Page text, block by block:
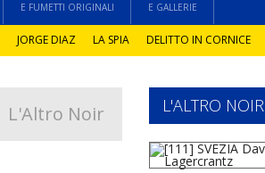
E FUMETTI ORIGINALI E GALLERIE
JORGE DIAZ LA SPIA DELITTO IN CORNICE
L'Altro Noir L'ALTRO NOIR